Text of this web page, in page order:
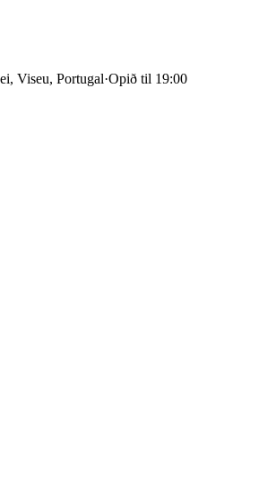
Viseu, Portugal·Opið til 19:00